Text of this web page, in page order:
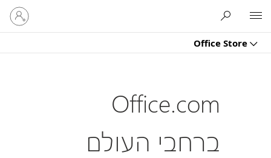
Office Store
היכנס
לחשבון
שלך
Office.com
ברחבי העולם